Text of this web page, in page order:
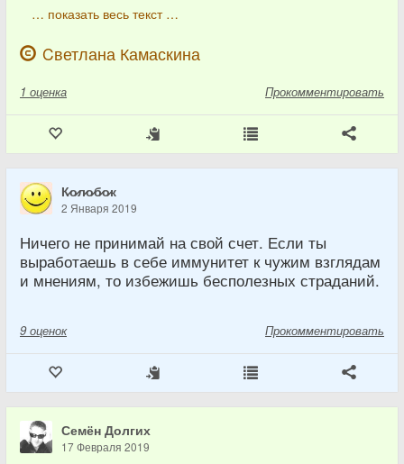
… показать весь текст …
Cветлана Камаскина
1 оценка Прокомментировать
К̷о̷л̷о̷б̷о̷к
2 Января 2019
Ничего не принимай на свой счет. Если ты
выработаешь в себе иммунитет к чужим взглядам
и мнениям, то избежишь бесполезных страданий.
9 оценок Прокомментировать
Семён Долгих
17 Февраля 2019